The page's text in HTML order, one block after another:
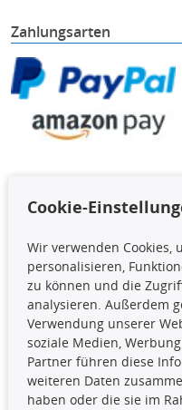
Zahlungsarten
unterlassen, die Daten
vorherige Zustimmung
verbreiten und/oder diese
zu lassen. Ein
Urheberrechtsverletzung
Cookie-
Wir verwenden Cookies,
personalisieren,
zu können und die
analysieren. Außerdem
Verwendung unserer
soziale Medien,
Partner führen diese
weiteren Daten
haben oder die sie im